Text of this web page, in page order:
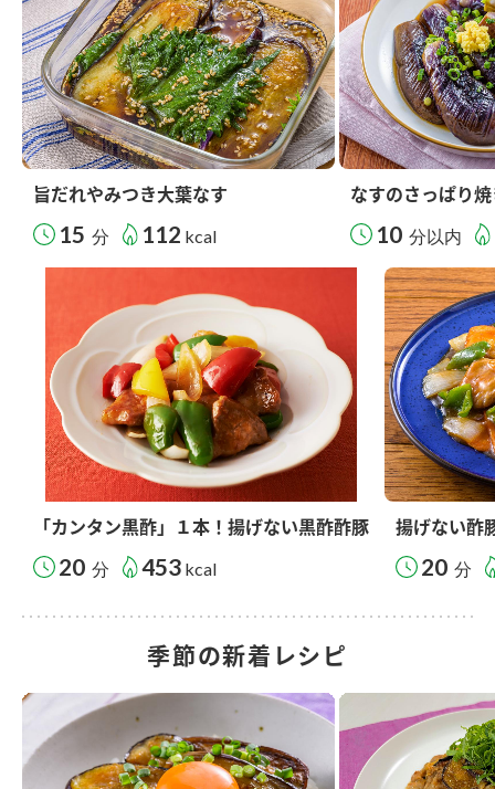
旨だれやみつき大葉なす
15 分 112 kcal
なすのさっぱり
10 分以内
「カンタン黒酢」１本！揚げない黒酢酢豚
20 分 453 kcal
揚げない酢
20 分
季節の新着レシピ